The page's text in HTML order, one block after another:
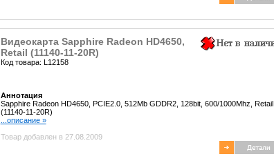
Видеокарта Sapphire Radeon HD4650,
Retail (11140-11-20R)
Код товара: L12158
Аннотация
Sapphire Radeon HD4650, PCIE2.0, 512Mb GDDR2, 128bit, 600/1000Mhz, Retail
(11140-11-20R)
...описание »
Товар добавлен в 27.08.2009